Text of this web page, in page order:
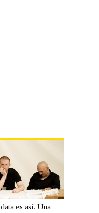
es así. Una